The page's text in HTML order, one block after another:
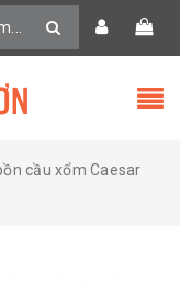
cầu xổm Caesar